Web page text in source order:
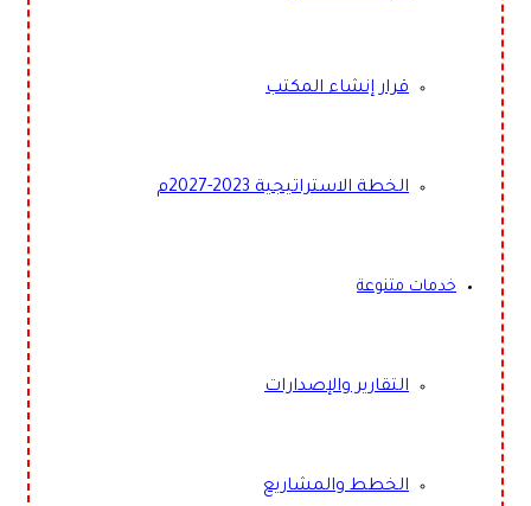
قرار إنشاء المكتب
الخطة الاستراتيجية 2023-2027م
خدمات متنوعة
التقارير والإصدارات
الخطط والمشاريع